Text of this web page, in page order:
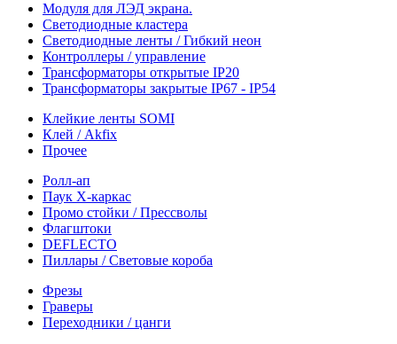
Модуля для ЛЭД экрана.
Светодиодные кластера
Светодиодные ленты / Гибкий неон
Контроллеры / управление
Трансформаторы открытые IP20
Трансформаторы закрытые IP67 - IP54
Клейкие ленты SOMI
Клей / Akfix
Прочее
Ролл-ап
Паук X-каркас
Промо стойки / Прессволы
Флагштоки
DEFLECTO
Пиллары / Световые короба
Фрезы
Граверы
Переходники / цанги